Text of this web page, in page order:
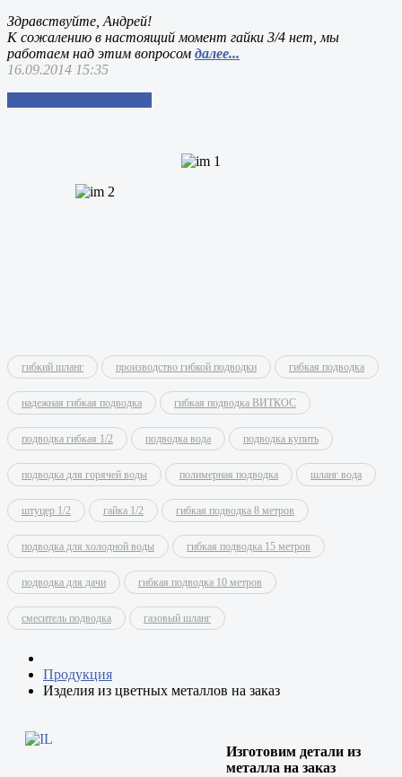
Здравствуйте, Андрей!
К сожалению в настоящий момент гайки 3/4 нет, мы
работаем над этим вопросом далее...
16.09.2014 15:35
гибкий шланг производство гибкой подводки гибкая подводка
надежная гибкая подводка гибкая подводка ВИТКОС
подводка гибкая 1/2 подводка вода подводка купить
подводка для горячей воды полимерная подводка шланг вода
штуцер 1/2 гайка 1/2 гибкая подводка 8 метров
подводка для холодной воды гибкая подводка 15 метров
подводка для дачи гибкая подводка 10 метров
смеситель подводка газовый шланг
Продукция
Изделия из цветных металлов на заказ
Изготовим детали из
металла на заказ